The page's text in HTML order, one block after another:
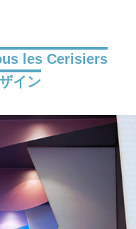
les Cerisiers
イン